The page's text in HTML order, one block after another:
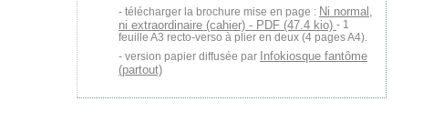
télécharger la brochure mise en page : Ni normal,
ni extraordinaire (cahier) - PDF (47.4 kio) - 1
feuille A3 recto-verso à plier en deux (4 pages A4).
version papier diffusée par Infokiosque fantôme
(partout)